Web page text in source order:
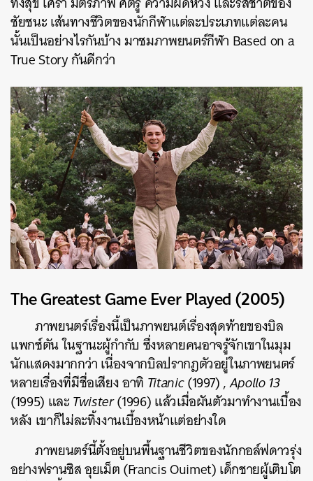
ชัยชนะ เส้นทางชีวิตของนักกีฬาแต่ละประเภทแต่ละคน
นั้นเป็นอย่างไรกันบ้าง มาชมภาพยนตร์กีฬา Based on a
True Story กันดีกว่า
The Greatest Game Ever Played (2005)
ภาพยนตร์เรื่องนี้เป็นภาพยนต์เรื่องสุดท้ายของบิล
แพกซ์ตัน ในฐานะผู้กำกับ ซึ่งหลายคนอาจรู้จักเขาในมุม
นักแสดงมากกว่า เนื่องจากบิลปรากฎตัวอยู่ในภาพยนตร์
หลายเรื่องที่มีชื่อเสียง อาทิ Titanic(1997) ,Apollo 13
(1995) และTwister(1996) แล้วเมื่อผันตัวมาทำงานเบื้อง
หลัง เขาก็ไม่ละทิ้งงานเบื้องหน้าแต่อย่างใด
ภาพยนตร์นี้ตั้งอยู่บนพื้นฐานชีวิตของนักกอล์ฟดาวรุ่ง
อย่างฟรานซิส อุยเม็ต (Francis Ouimet)เด็กชายผู้เติบโต